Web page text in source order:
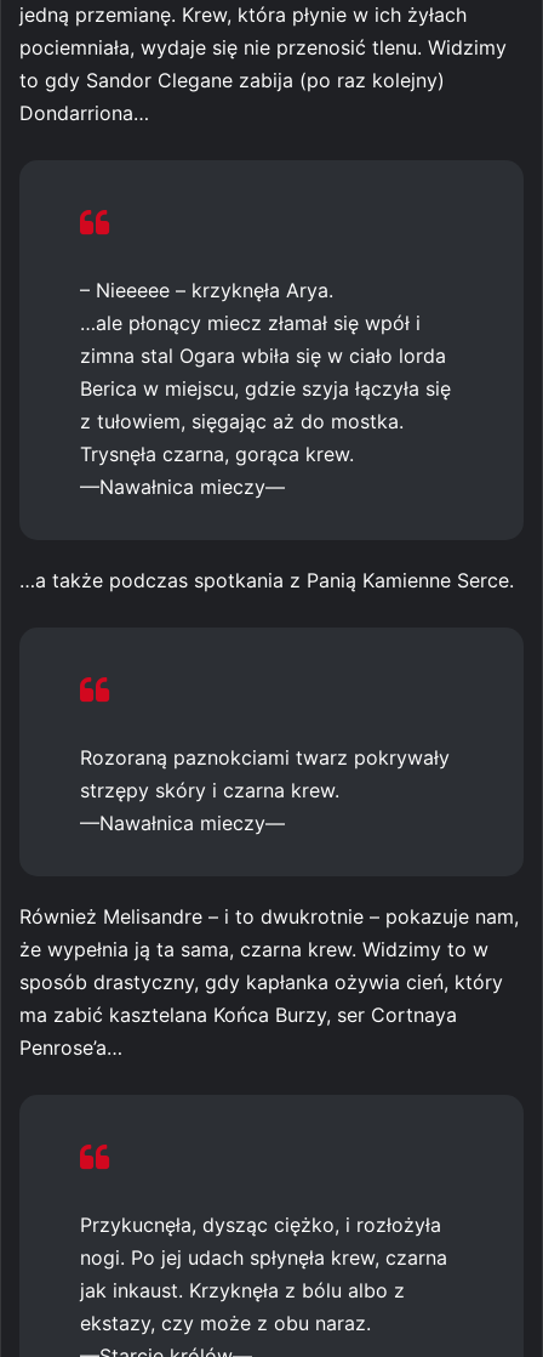
jedną przemianę. Krew, która płynie w ich żyłach
pociemniała, wydaje się nie przenosić tlenu. Widzimy
to gdy Sandor Clegane zabija (po raz kolejny)
Dondarriona…
– Nieeeee – krzyknęła Arya.
…ale płonący miecz złamał się wpół i
zimna stal Ogara wbiła się w ciało lorda
Berica w miejscu, gdzie szyja łączyła się
z tułowiem, sięgając aż do mostka.
Trysnęła czarna, gorąca krew.
—Nawałnica mieczy—
…a także podczas spotkania z Panią Kamienne Serce.
Rozoraną paznokciami twarz pokrywały
strzępy skóry i czarna krew.
—Nawałnica mieczy—
Również Melisandre – i to dwukrotnie – pokazuje nam,
że wypełnia ją ta sama, czarna krew. Widzimy to w
sposób drastyczny, gdy kapłanka ożywia cień, który
ma zabić kasztelana Końca Burzy, ser Cortnaya
Penrose’a…
Przykucnęła, dysząc ciężko, i rozłożyła
nogi. Po jej udach spłynęła krew, czarna
jak inkaust. Krzyknęła z bólu albo z
ekstazy, czy może z obu naraz.